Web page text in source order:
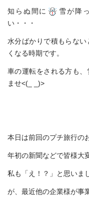
知らぬ間に
雪が降
い・・・
水分ばかりで積もらな
くなる時期です。
車の運転をされる方も
ませ<(_ _)>
本日は前回のプチ旅行の
年初の新聞などで皆様大
私も「え！？」と思いま
が、最近他の企業様が事